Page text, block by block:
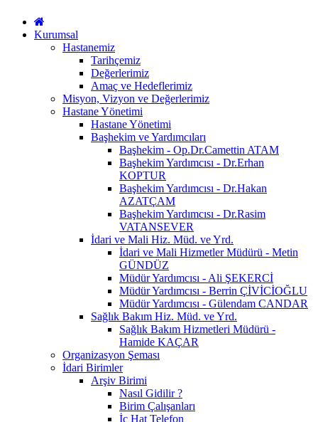
Kurumsal
Hastanemiz
Tarihçemiz
Değerlerimiz
Amaç ve Hedeflerimiz
Misyon, Vizyon ve Değerlerimiz
Hastane Yönetimi
Hastane Yönetimi
Başhekim ve Yardımcıları
Başhekim - Op.Dr.Camettin ATAM
Başhekim Yardımcısı - Dr.Erhan
KOPTUR
Başhekim Yardımcısı - Dr.Hakan
AZATÇAM
Başhekim Yardımcısı - Dr.Rasim
VATANSEVER
İdari ve Mali Hiz. Müd. ve Yrd.
İdari ve Mali Hizmetler Müdürü - Metin
GÜNDÜZ
Müdür Yardımcısı - Ali ŞEKERCİ
Müdür Yardımcısı - Berrin ÇİVİCİOĞLU
Müdür Yardımcısı - Gülendam CANDAR
Sağlık Bakım Hiz. Müd. ve Yrd.
Sağlık Bakım Hizmetleri Müdürü -
Hamide KAÇAR
Organizasyon Şeması
İdari Birimler
Arşiv Birimi
Nasıl Gidilir ?
Birim Çalışanları
İç Hat Telefon